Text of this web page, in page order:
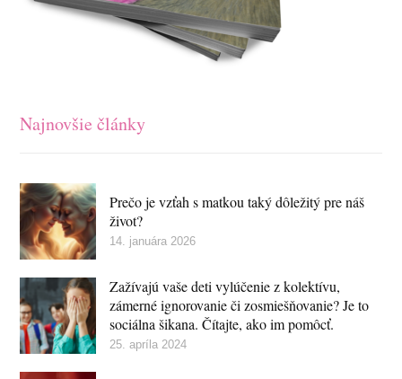
Najnovšie články
Prečo je vzťah s matkou taký dôležitý pre náš
život?
14. januára 2026
Zažívajú vaše deti vylúčenie z kolektívu,
zámerné ignorovanie či zosmiešňovanie? Je to
sociálna šikana. Čítajte, ako im pomôcť.
25. apríla 2024